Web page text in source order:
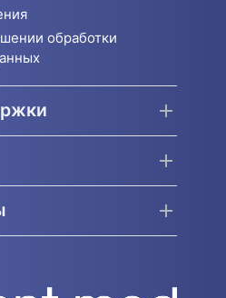
обработки